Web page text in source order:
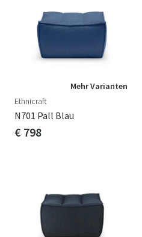
Mehr Varianten
Ethnicraft
N701 Pall Blau
€ 798